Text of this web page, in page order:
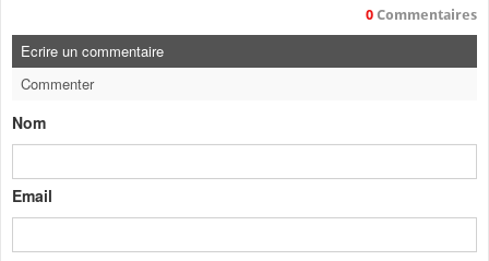
0 Commentaires
Ecrire un commentaire
Commenter
Nom
Email